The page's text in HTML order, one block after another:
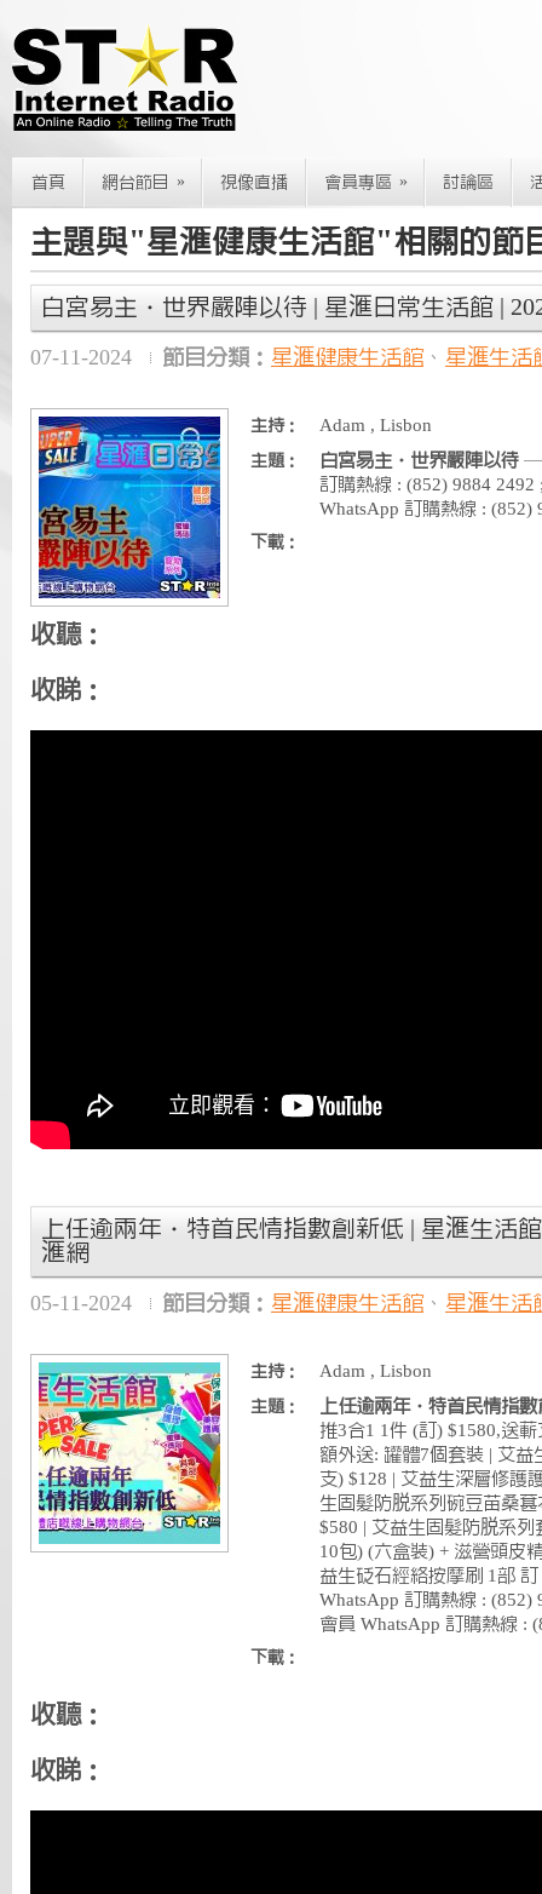
首頁 網台節目 » 視像直播 會員專區 » 討論區
主題與"星滙健康生活館"相關的節
白宮易主‧世界嚴陣以待 | 星滙日常生活館 |
07-11-2024 節目分類： 星滙健康生活館、 星滙生活
主持： Adam , Lisbon
主題： 白宮易主‧世界嚴陣以待 —
訂購熱線 : (852) 9884
WhatsApp 訂購熱線 : (852)
下載：
收聽：
收睇：
上任逾兩年‧特首民情指數創新低 | 星滙生活館
滙網
05-11-2024 節目分類： 星滙健康生活館、 星滙生活
主持： Adam , Lisbon
主題：
上任逾兩年‧特首民情指數
推3合1 1件 (訂) $1580,送
額外送: 罐體7個套裝 | 艾
支) $128 | 艾益生深層修護
生固髮防脱系列碗豆苗桑
$580 | 艾益生固髮防脱系
10包) (六盒裝) + 滋營頭皮
益生砭石經絡按摩刷 1部
WhatsApp 訂購熱線 : (852)
會員 WhatsApp 訂購熱線 :
下載：
收聽：
收睇：